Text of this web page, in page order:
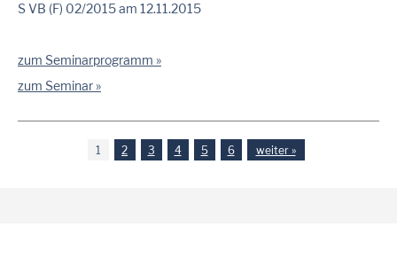
S VB (F) 02/2015 am 12.11.2015
zum Seminarprogramm
zum Seminar
1 2 3 4 5 6 weiter »